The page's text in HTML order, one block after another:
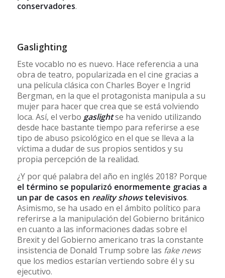
conservadores.
Gaslighting
Este vocablo no es nuevo. Hace referencia a una
obra de teatro, popularizada en el cine gracias a
una película clásica con Charles Boyer e Ingrid
Bergman, en la que el protagonista manipula a su
mujer para hacer que crea que se está volviendo
loca. Así, el verbo gaslightse ha venido utilizando
desde hace bastante tiempo para referirse a ese
tipo de abuso psicológico en el que se lleva a la
víctima a dudar de sus propios sentidos y su
propia percepción de la realidad.
¿Y por qué palabra del año en inglés 2018? Porque
el término se popularizó enormemente gracias a
un par de casos en reality showstelevisivos.
Asimismo, se ha usado en el ámbito político para
referirse a la manipulación del Gobierno británico
en cuanto a las informaciones dadas sobre el
Brexit y del Gobierno americano tras la constante
insistencia de Donald Trump sobre las fake news
que los medios estarían vertiendo sobre él y su
ejecutivo.